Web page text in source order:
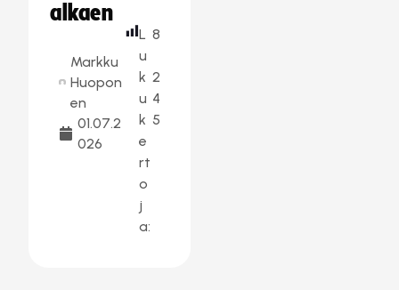
alkaen
Markku
Huopon
en
01.07.2
026
L
u
k
u
k
e
rt
o
j
a:
8
2
4
5